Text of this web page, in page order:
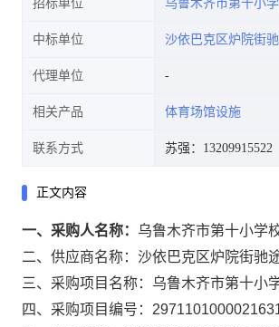
招标单位 乌鲁木齐市第十小
中标单位 沙依巴克区炉院街
代理单位
相关产品 体育场馆设施
联系方式 苏强：13209915522
正文内容
一、采购人名称： 乌鲁木齐市第十小学
二、供应商名称： 沙依巴克区炉院街驰
三、采购项目名称： 乌鲁木齐市第十小
四、采购项目编号：